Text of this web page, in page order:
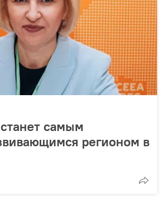
станет самым
регионом в